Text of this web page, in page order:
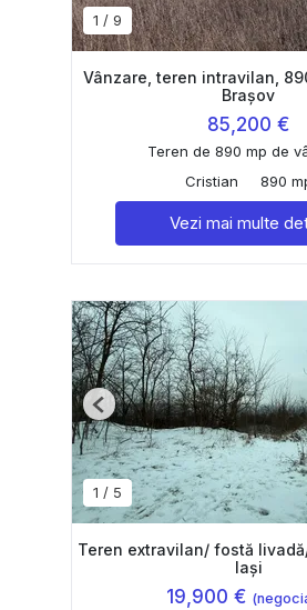
1 / 9
Vânzare, teren intravilan,
Brașov
85,200 €
Teren de 890 mp de
Cristian
890
Vezi mai multe
1 / 5
Previous
Teren extravilan/ fostă
Iași
19,900 €